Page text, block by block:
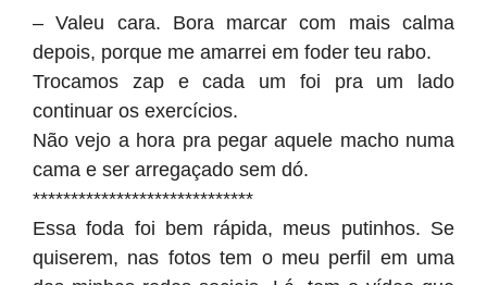
– Valeu cara. Bora marcar com mais calma
depois, porque me amarrei em foder teu rabo.
Trocamos zap e cada um foi pra um lado
continuar os exercícios.
Não vejo a hora pra pegar aquele macho numa
cama e ser arregaçado sem dó.
*****************************
Essa foda foi bem rápida, meus putinhos. Se
quiserem, nas fotos tem o meu perfil em uma